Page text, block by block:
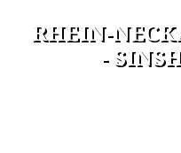
RHEIN-
-